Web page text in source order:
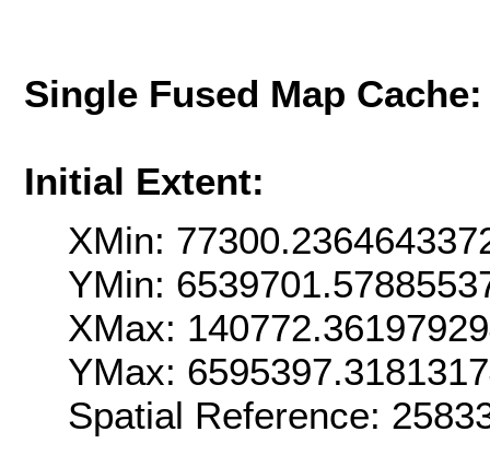
Single Fused Map
Initial Extent:
XMin:
YMin:
XMax:
YMax:
Spatial Reference: